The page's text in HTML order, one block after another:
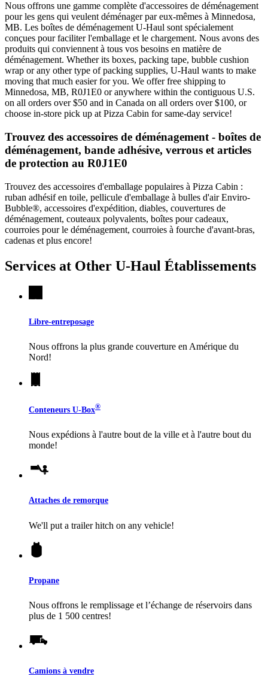
Nous offrons une gamme complète d'accessoires de déménagement
pour les gens qui veulent déménager par eux-mêmes à Minnedosa,
MB. Les boîtes de déménagement U-Haul sont spécialement
conçues pour faciliter l'emballage et le chargement. Nous avons des
produits qui conviennent à tous vos besoins en matière de
déménagement. Whether its boxes, packing tape, bubble cushion
wrap or any other type of packing supplies, U-Haul wants to make
moving that much easier for you. We offer free shipping to
Minnedosa, MB, R0J1E0 or anywhere within the contiguous U.S.
on all orders over $50 and in Canada on all orders over $100, or
choose in-store pick up at Pizza Cabin for same-day service!
Trouvez des accessoires de déménagement - boîtes de
déménagement, bande adhésive, verrous et articles
de protection au R0J1E0
Trouvez des accessoires d'emballage populaires à Pizza Cabin :
ruban adhésif en toile, pellicule d'emballage à bulles d'air Enviro-
Bubble®, accessoires d'expédition, diables, couvertures de
déménagement, couteaux polyvalents, boîtes pour cadeaux,
courroies pour le déménagement, courroies à fourche d'avant-bras,
cadenas et plus encore!
Services at Other U-Haul Établissements
Libre-entreposage
Nous offrons la plus grande couverture en Amérique du
Nord!
Conteneurs U-Box®
Nous expédions à l'autre bout de la ville et à l'autre bout du
monde!
Attaches de remorque
We'll put a trailer hitch on any vehicle!
Propane
Nous offrons le remplissage et l’échange de réservoirs dans
plus de 1 500 centres!
Camions à vendre